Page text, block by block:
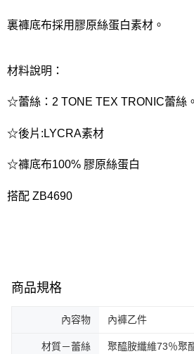
裏褲底布採用膠原絲蛋白素材。
材料說明：
☆蕾絲：2 TONE TEX TRONIC蕾絲。
☆後片:LYCRA素材
☆褲底布100% 膠原絲蛋白
搭配 ZB4690
商品規格
內容物 內褲乙件
材質－蕾絲 聚醯胺纖維73％聚